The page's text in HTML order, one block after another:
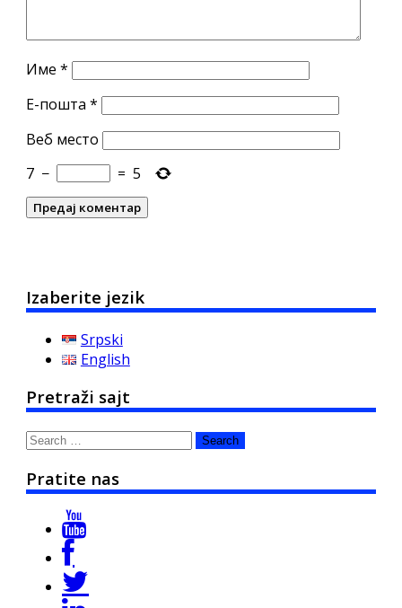
Име*
Е-пошта*
Веб место
7 − = 5
Izaberite jezik
Srpski
English
Pretraži sajt
Search
Pratite nas